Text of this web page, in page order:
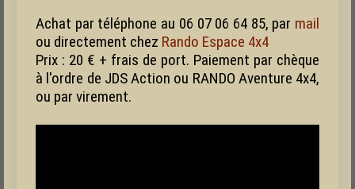
Achat par téléphone au 06 07 06 64 85, par mail
ou directement chez Rando Espace 4x4
Prix : 20 € + frais de port. Paiement par chèque
à l'ordre de JDS Action ou RANDO Aventure 4x4,
ou par virement.